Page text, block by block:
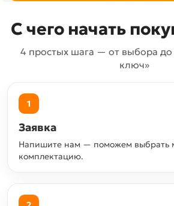
С чего начать
4 простых шага — от выбора до
ключ»
1
Заявка
Напишите нам — поможем выбрать
комплектацию.